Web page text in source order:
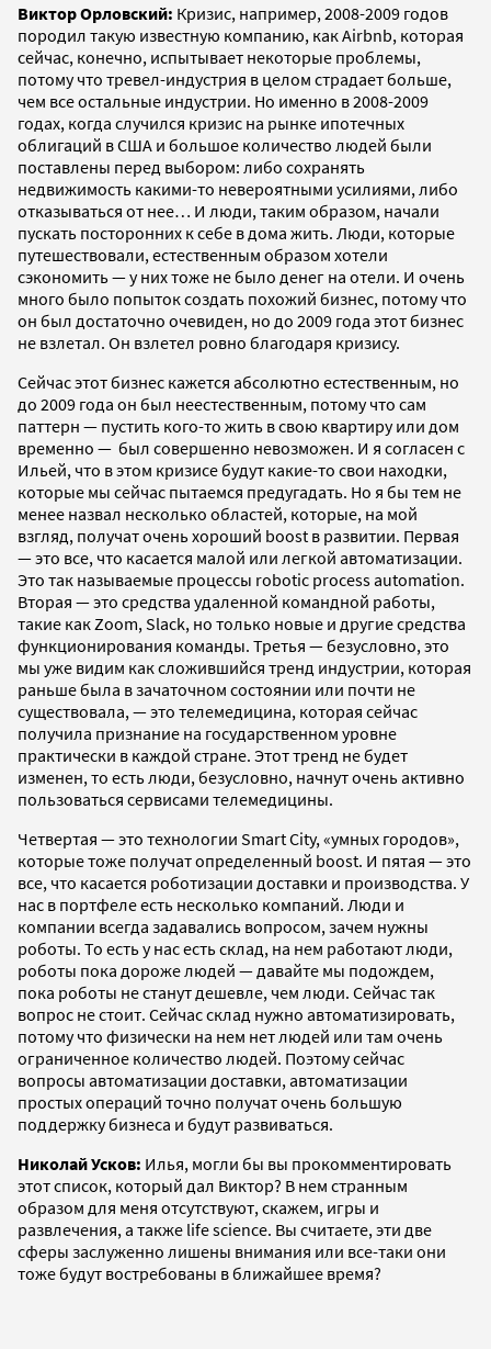
Виктор Орловский: Кризис, например, 2008-2009 годов
породил такую известную компанию, как Airbnb, которая
сейчас, конечно, испытывает некоторые проблемы,
потому что тревел-индустрия в целом страдает больше,
чем все остальные индустрии. Но именно в 2008-2009
годах, когда случился кризис на рынке ипотечных
облигаций в США и большое количество людей были
поставлены перед выбором: либо сохранять
недвижимость какими-то невероятными усилиями, либо
отказываться от нее… И люди, таким образом, начали
пускать посторонних к себе в дома жить. Люди, которые
путешествовали, естественным образом хотели
сэкономить — у них тоже не было денег на отели. И очень
много было попыток создать похожий бизнес, потому что
он был достаточно очевиден, но до 2009 года этот бизнес
не взлетал. Он взлетел ровно благодаря кризису.
Сейчас этот бизнес кажется абсолютно естественным, но
до 2009 года он был неестественным, потому что сам
паттерн — пустить кого-то жить в свою квартиру или дом
временно — был совершенно невозможен. И я согласен с
Ильей, что в этом кризисе будут какие-то свои находки,
которые мы сейчас пытаемся предугадать. Но я бы тем не
менее назвал несколько областей, которые, на мой
взгляд, получат очень хороший boost в развитии. Первая
— это все, что касается малой или легкой автоматизации.
Это так называемые процессы robotic process automation.
Вторая — это средства удаленной командной работы,
такие как Zoom, Slack, но только новые и другие средства
функционирования команды. Третья — безусловно, это
мы уже видим как сложившийся тренд индустрии, которая
раньше была в зачаточном состоянии или почти не
существовала, — это телемедицина, которая сейчас
получила признание на государственном уровне
практически в каждой стране. Этот тренд не будет
изменен, то есть люди, безусловно, начнут очень активно
пользоваться сервисами телемедицины.
Четвертая — это технологии Smart City, «умных городов»,
которые тоже получат определенный boost. И пятая — это
все, что касается роботизации доставки и производства. У
нас в портфеле есть несколько компаний. Люди и
компании всегда задавались вопросом, зачем нужны
роботы. То есть у нас есть склад, на нем работают люди,
роботы пока дороже людей — давайте мы подождем,
пока роботы не станут дешевле, чем люди. Сейчас так
вопрос не стоит. Сейчас склад нужно автоматизировать,
потому что физически на нем нет людей или там очень
ограниченное количество людей. Поэтому сейчас
вопросы автоматизации доставки, автоматизации
простых операций точно получат очень большую
поддержку бизнеса и будут развиваться.
Николай Усков: Илья, могли бы вы прокомментировать
этот список, который дал Виктор? В нем странным
образом для меня отсутствуют, скажем, игры и
развлечения, а также life science. Вы считаете, эти две
сферы заслуженно лишены внимания или все-таки они
тоже будут востребованы в ближайшее время?